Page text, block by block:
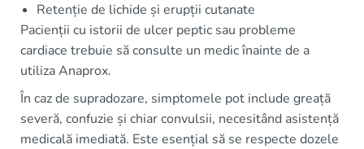
Retenție de lichide și erupții cutanate
Pacienții cu istorii de ulcer peptic sau probleme
cardiace trebuie să consulte un medic înainte de a
utiliza Anaprox.
În caz de supradozare, simptomele pot include greață
severă, confuzie și chiar convulsii, necesitând asistență
medicală imediată. Este esențial să se respecte dozele